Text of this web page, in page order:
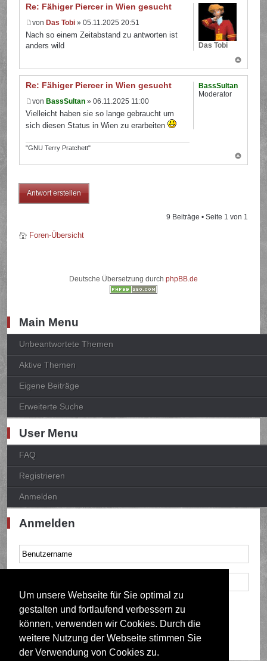
Um unsere Webseite für Sie optimal zu
gestalten und fortlaufend verbessern zu
können, verwenden wir Cookies. Durch die
weitere Nutzung der Webseite stimmen Sie
der Verwendung von Cookies zu.
Re: Fähiger Piercer in Wien gesucht
vonDas Tobi » 05.11.2025 20:51
Nach so einem Zeitabstand zu antworten ist
anders wild
Das Tobi
Re: Fähiger Piercer in Wien gesucht
vonBassSultan » 06.11.2025 11:00
Vielleicht haben sie so lange gebraucht um
sich diesen Status in Wien zu erarbeiten
"GNU Terry Pratchett"
BassSultan
Moderator
Antwort erstellen
9 Beiträge • Seite 1 von 1
Foren-Übersicht
Deutsche Übersetzung durch phpBB.de
Main Menu
Unbeantwortete Themen
Aktive Themen
Eigene Beiträge
Erweiterte Suche
User Menu
FAQ
Registrieren
Anmelden
Anmelden
Mich bei jedem Besuch automatisch anmelden